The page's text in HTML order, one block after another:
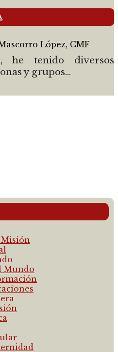
López, CMF
he tenido diversos
y grupos...
Mundo